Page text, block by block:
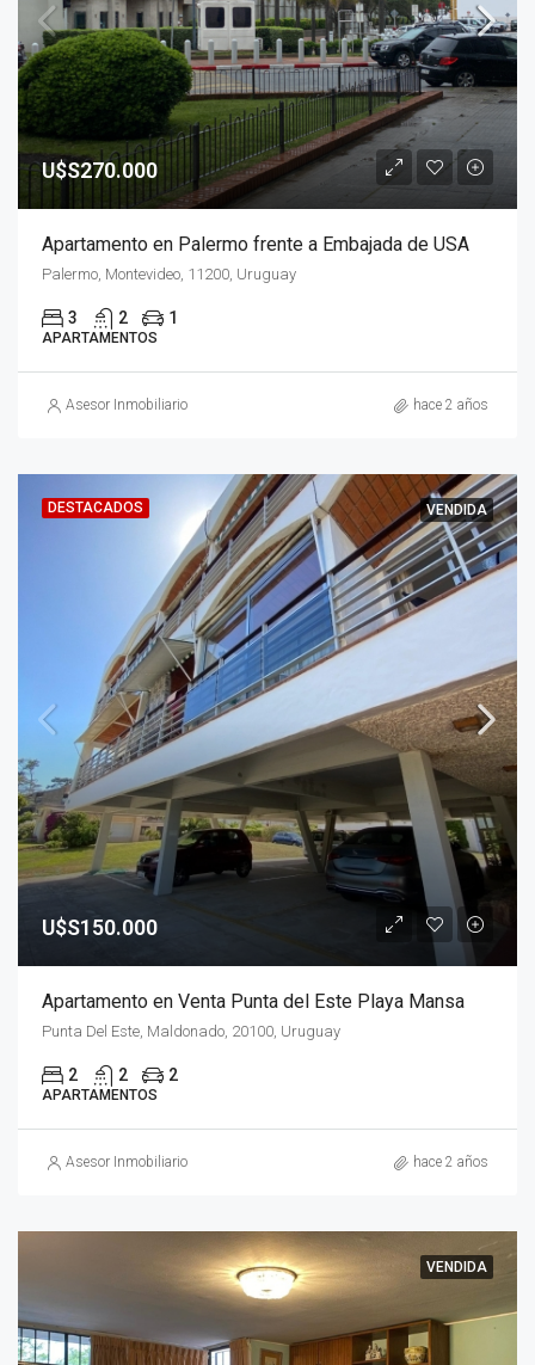
U$S270.000
Apartamento en Palermo frente a Embajada de USA
Palermo, Montevideo, 11200, Uruguay
3 2 1
APARTAMENTOS
Asesor Inmobiliario hace 2 años
DESTACADOS VENDIDA
U$S150.000
Apartamento en Venta Punta del Este Playa Mansa
Punta Del Este, Maldonado, 20100, Uruguay
2 2 2
APARTAMENTOS
Asesor Inmobiliario hace 2 años
VENDIDA